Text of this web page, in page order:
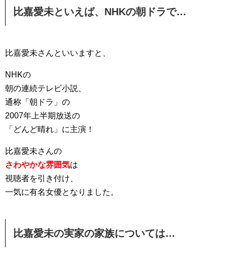
比嘉愛未といえば、NHKの朝ドラで…
比嘉愛未さんといいますと、
NHKの
朝の連続テレビ小説、
通称「朝ドラ」の
2007年上半期放送の
「どんど晴れ」に主演！
比嘉愛未さんの
さわやかな雰囲気は
視聴者を引き付け、
一気に有名女優となりました。
比嘉愛未の実家の家族については…